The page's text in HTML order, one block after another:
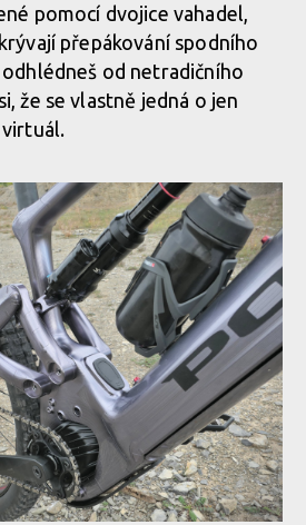
pomocí dvojice vahadel,
přepákování spodního
od netradičního
že se vlastně jedná o jen